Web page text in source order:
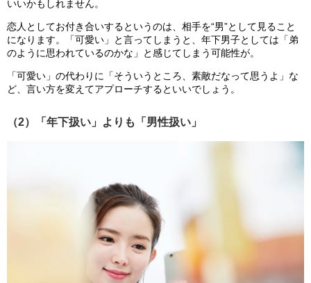
いいかもしれません。
恋人としてお付き合いするというのは、相手を“男”として見ること
になります。「可愛い」と言ってしまうと、年下男子としては「弟
のように思われているのかな」と感じてしまう可能性が。
「可愛い」の代わりに「そういうところ、素敵だなって思うよ」な
ど、言い方を変えてアプローチするといいでしょう。
（2）「年下扱い」よりも「男性扱い」